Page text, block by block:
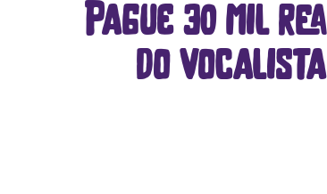
Pague 30 mil
do